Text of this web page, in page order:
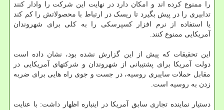
را ممنوع کرده اند و امکان دارد در نهایت این شرکت را وادار کنند
تدابیری را در پیش بگیرد تا ریسک در ارتباط با محصولاتش را کم کند
یا استفاده از نرم افزار کسپرسکی را به کلی برای شهروندان
آمریکایی ممنوع کنند.
این تحقیقات که پیش از این گزارش نشده بود، نشان داده است
دولت آمریکا برای پشتیبانی از شهروندان و شرکتهای آمریکایی در
مقابل حملات سایبری روسیه، در جست و جوی راه هایی برای ضربه
زدن به روسیه است.
دستیار نماینده تجاری سابق آمریکا در اینباره اظهار داشت: با عنایت